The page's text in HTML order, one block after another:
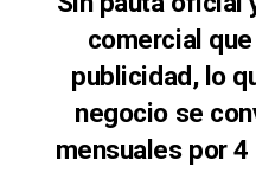
comercial
publicidad, lo
negocio se
mensuales por